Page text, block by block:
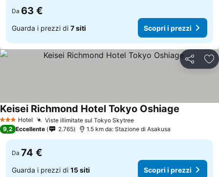
Da 63 €
Guarda i prezzi di 7 siti Scopri i prezzi
Condividi
3 StelleHotel Viste illimitate sul Tokyo Skytree
Keisei Richmond Hotel Tokyo Oshiage
9,2 Eccellente 2.765 1.5 km da: Stazione di Asakusa
Da 74 €
Guarda i prezzi di 15 siti Scopri i prezzi